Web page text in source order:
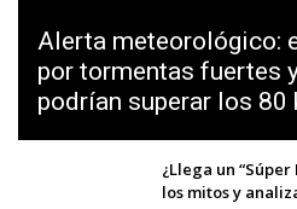
Alerta meteorológico:
por tormentas fuertes
podrían superar los 80
¿Llega un
los mitos y